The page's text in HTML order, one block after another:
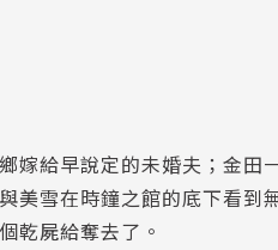
嫁給早說定的未婚夫；金田
美雪在時鐘之館的底下看到
乾屍給奪去了。